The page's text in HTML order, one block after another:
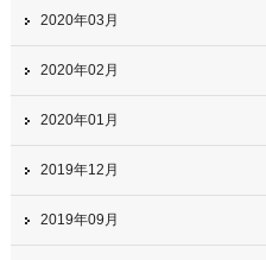
2020年03月
2020年02月
2020年01月
2019年12月
2019年09月